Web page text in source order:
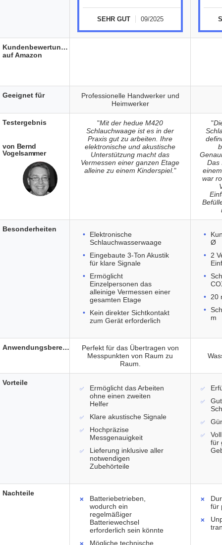
SEHR GUT 09/2025
Professionelle Handwerker und
Heimwerker
"Mit der hedue M420
Schlauchwaage ist es in der
Praxis gut zu arbeiten. Ihre
elektronische und akustische
Unterstützung macht das
Vermessen einer ganzen Etage
alleine zu einem Kinderspiel."
"
Das
war
Elektronische
Schlauchwasserwaage
Eingebaute 3-Ton Akustik
für klare Signale
Ermöglicht
Einzelpersonen das
alleinige Vermessen einer
gesamten Etage
Kein direkter Sichtkontakt
zum Gerät erforderlich
Ø
2
20
m
Perfekt für das Übertragen von
Messpunkten von Raum zu
Raum.
Ermöglicht das Arbeiten
ohne einen zweiten
Helfer
Klare akustische Signale
Hochpräzise
Messgenauigkeit
Lieferung inklusive aller
notwendigen
Zubehörteile
für
Batteriebetrieben,
wodurch ein
regelmäßiger
Batteriewechsel
erforderlich sein könnte
Mögliche technische
für
Kundenbewertungen
auf Amazon
Geeignet für
Testergebnis
von Bernd
Vogelsammer
Besonderheiten
Anwendungsbereich
Vorteile
Nachteile